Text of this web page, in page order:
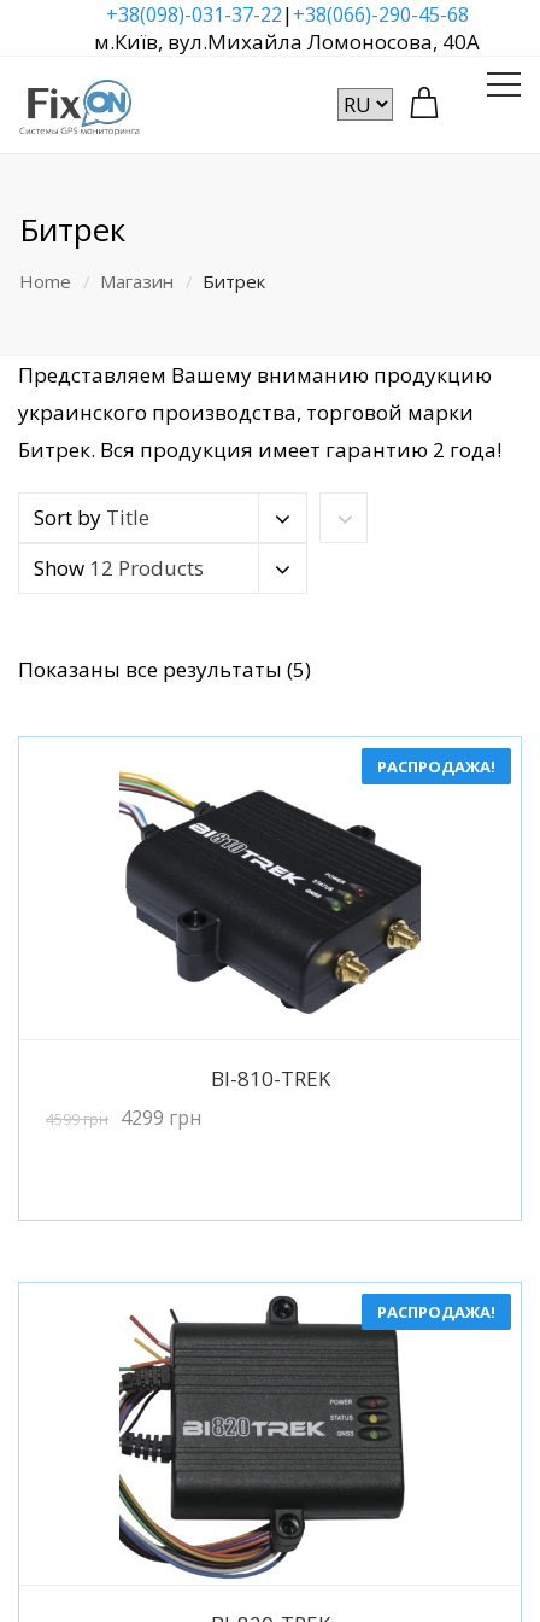
+38(098)-031-37-22|+38(066)-290-45-68
м.Київ, вул.Михайла Ломоносова, 40А
Битрек
Home Магазин Битрек
Представляем Вашему вниманию продукцию
украинского производства, торговой марки
Битрек. Вся продукция имеет гарантию 2 года!
Sort by Title
Show 12 Products
Показаны все результаты (5)Сортировка:
популярности
РАСПРОДАЖА!
Подробнее
BI-810-TREK
4599грн 4299 грн
РАСПРОДАЖА!
Подробнее